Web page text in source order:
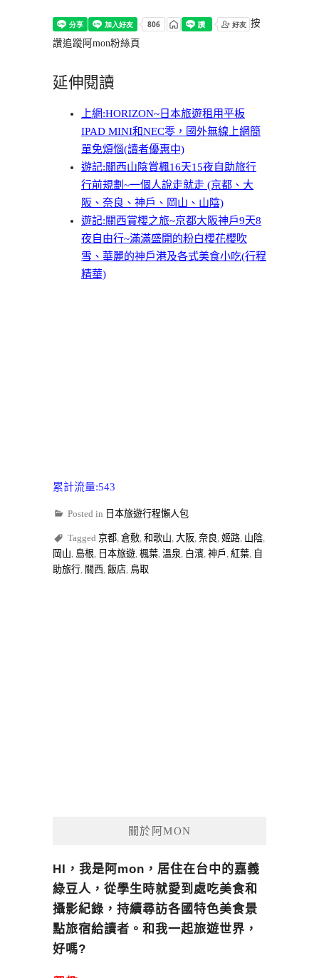
按
讚追蹤阿mon粉絲頁
延伸閱讀
上網:HORIZON~日本旅遊租用平板
IPAD MINI和NEC零，國外無線上網簡
單免煩惱(讀者優惠中)
遊記:關西山陰賞楓16天15夜自助旅行
行前規劃~一個人說走就走 (京都、大
阪、奈良、神戶、岡山、山陰)
遊記:關西賞櫻之旅~京都大阪神戶9天8
夜自由行~滿滿盛開的粉白櫻花櫻吹
雪、華麗的神戶港及各式美食小吃(行程
精華)
累計流量:543
Posted in 日本旅遊行程懶人包
Tagged 京都, 倉敷, 和歌山, 大阪, 奈良, 姬路, 山陰,
岡山, 島根, 日本旅遊, 楓葉, 溫泉, 白濱, 神戶 , 紅葉, 自
助旅行, 關西, 飯店, 鳥取
關於阿MON
HI，我是阿mon，居住在台中的嘉義
綠豆人，從學生時就愛到處吃美食和
攝影紀錄，持續尋訪各國特色美食景
點旅宿給讀者。和我一起旅遊世界，
好嗎?